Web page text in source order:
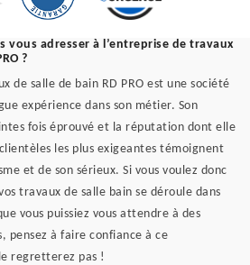
vous adresser à l’entreprise de travaux
?
de salle de bain RD PRO est une société
expérience dans son métier. Son
fois éprouvé et la réputation dont elle
les plus exigeantes témoignent
et de son sérieux. Si vous voulez donc
travaux de salle bain se déroule dans
vous puissiez vous attendre à des
pensez à faire confiance à ce
regretterez pas !